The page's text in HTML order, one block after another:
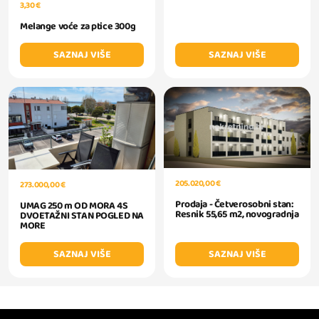
3,30 €
Melange voće za ptice 300g
SAZNAJ VIŠE
SAZNAJ VIŠE
273.000,00 €
UMAG 250 m OD MORA 4S
DVOETAŽNI STAN POGLED NA
MORE
SAZNAJ VIŠE
205.020,00 €
Prodaja - Četverosobni stan:
Resnik 55,65 m2, novogradnja
SAZNAJ VIŠE